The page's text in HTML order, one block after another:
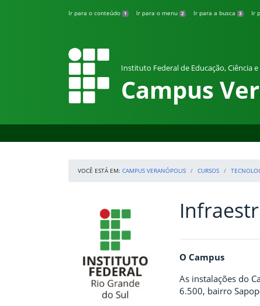
Ir para o conteúdo 1 Ir para o menu 2 Ir para a busca 3 Ir
Instituto Federal de Educação, Ciência
Campus
VOCÊ ESTÁ EM: CAMPUS VERANÓPOLIS CURSOS
Início da navegação Início do
O Campus
As instalações do
6.500, bairro